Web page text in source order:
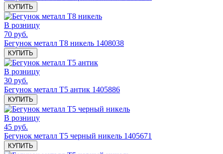
КУПИТЬ
В розницу
70 руб.
Бегунок металл Т8 никель 1408038
КУПИТЬ
В розницу
30 руб.
Бегунок металл Т5 антик 1405886
КУПИТЬ
В розницу
45 руб.
Бегунок металл Т5 черный никель 1405671
КУПИТЬ